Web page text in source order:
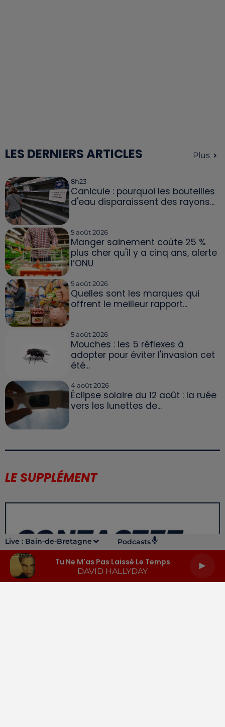
Live : Bain-de-Bretagne Podcasts
Tu Ne M'as Pas Laissé Le Temps
DAVID HALLYDAY
LES DERNIERS ARTICLES Plus
8h23
Canicule : pourquoi les bouteilles
d'eau disparaissent des rayons...
5 août 2026
Manger sainement coûte 25 %
plus cher qu'il y a cinq ans, alerte
l’ONU
5 août 2026
Quelles sont les marques qui
offrent le meilleur rapport...
5 août 2026
Mouches : les 5 réflexes à
adopter pour éviter l'invasion cet
été...
4 août 2026
Éclipse solaire du 12 août : la ruée
vers les lunettes de...
LE SUPPLÉMENT